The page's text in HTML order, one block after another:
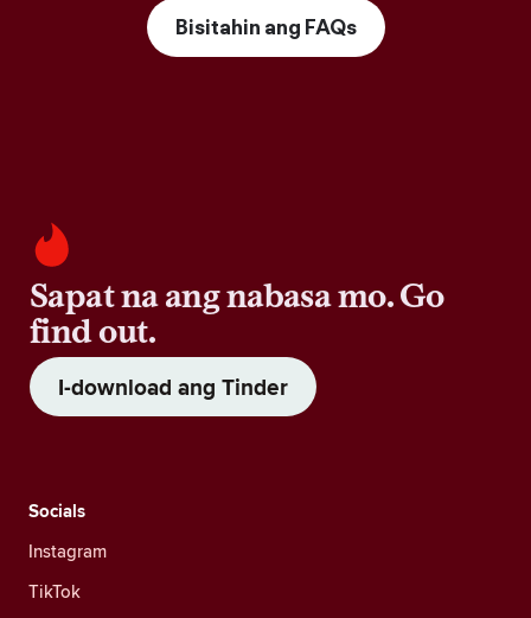
Bisitahin ang FAQs
Sapat na ang nabasa mo. Go
find out.
I-download ang Tinder
Socials
Instagram
TikTok